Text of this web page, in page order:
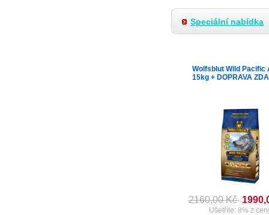
Speciální nabídka
Wolfsblut Wild Pacific
15kg + DOPRAVA
2160,00 Kč
Ušetříte: 8% z